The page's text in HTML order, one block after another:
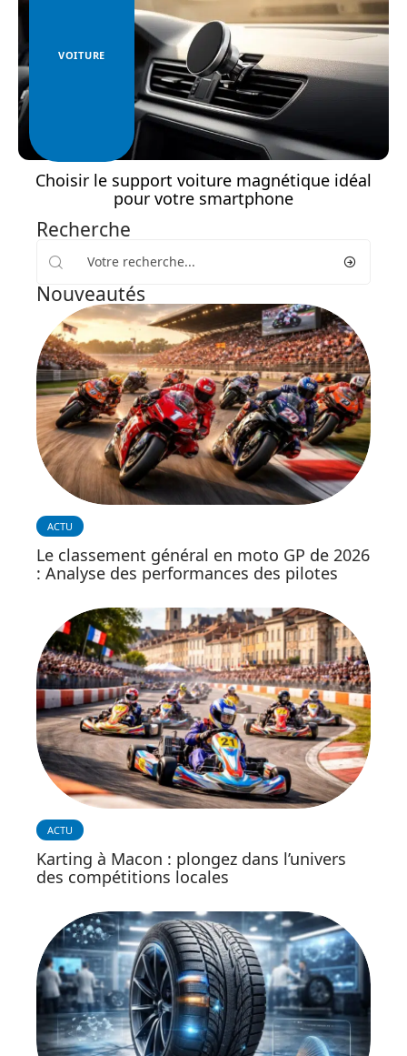
VOITURE
Choisir le support voiture magnétique idéal
pour votre smartphone
Recherche
Nouveautés
ACTU
Le classement général en moto GP de 2026
: Analyse des performances des pilotes
ACTU
Karting à Macon : plongez dans l’univers
des compétitions locales